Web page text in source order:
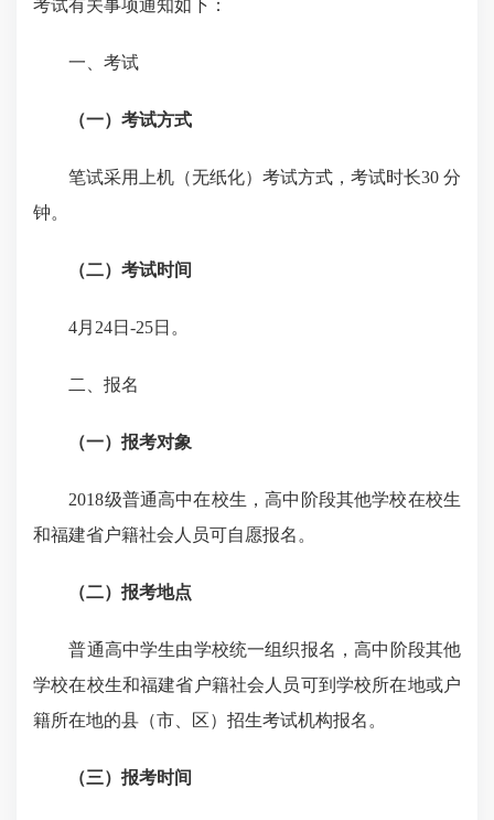
考试有关事项通知如下：
一、考试
（一）考试方式
笔试采用上机（无纸化）考试方式，考试时长30 分
钟。
（二）考试时间
4月24日-25日。
二、报名
（一）报考对象
2018级普通高中在校生，高中阶段其他学校在校生
和福建省户籍社会人员可自愿报名 。
（二）报考地点
普通高中学生由学校统一组织报名，高中阶段其他
学校在校生和福建省户籍社会人员可到学校所在地或户
籍所在地的县（市、区）招生考试机构报名。
（三）报考时间